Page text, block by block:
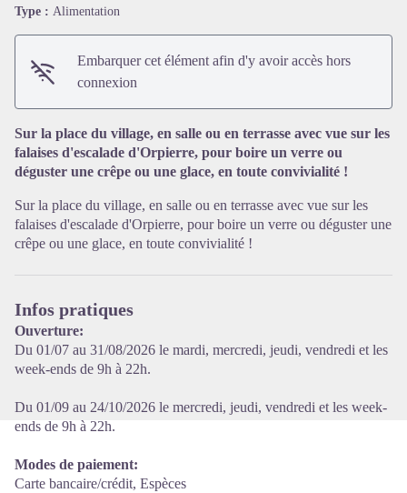
Voir l'image en plein écran
Type : Alimentation
Embarquer cet élément afin d'y avoir accès hors
connexion
Sur la place du village, en salle ou en terrasse avec vue sur les
falaises d'escalade d'Orpierre, pour boire un verre ou
déguster une crêpe ou une glace, en toute convivialité !
Sur la place du village, en salle ou en terrasse avec vue sur les
falaises d'escalade d'Orpierre, pour boire un verre ou déguster une
crêpe ou une glace, en toute convivialité !
Infos pratiques
Ouverture:
Du 01/07 au 31/08/2026 le mardi, mercredi, jeudi, vendredi et les
week-ends de 9h à 22h.
Du 01/09 au 24/10/2026 le mercredi, jeudi, vendredi et les week-
ends de 9h à 22h.
Modes de paiement:
Carte bancaire/crédit, Espèces